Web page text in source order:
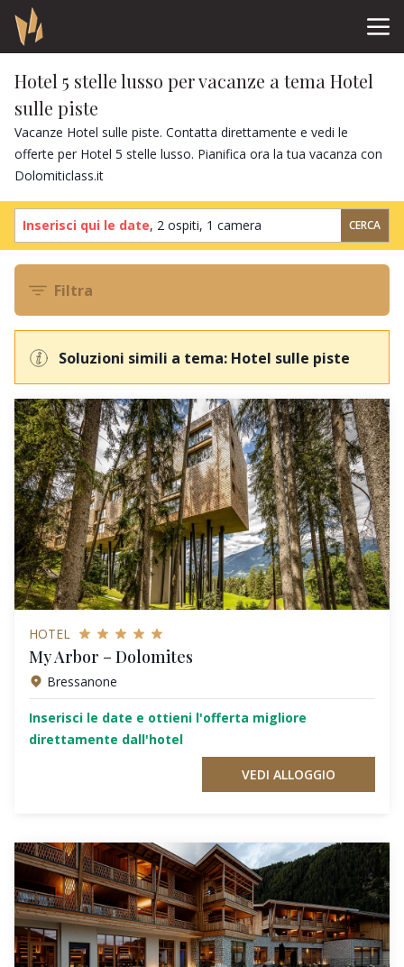
Hotel 5 stelle lusso per vacanze a tema Hotel
sulle piste
Vacanze Hotel sulle piste. Contatta direttamente e vedi le
offerte per Hotel 5 stelle lusso. Pianifica ora la tua vacanza con
Dolomiticlass.it
Inserisci qui le date, 2 ospiti, 1 camera CERCA
Filtra
Soluzioni simili a tema: Hotel sulle piste
HOTEL
My Arbor – Dolomites
Bressanone
Inserisci le date e ottieni l'offerta migliore
direttamente dall'hotel
VEDI ALLOGGIO